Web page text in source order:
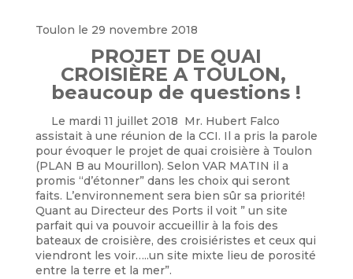
Toulon le 29 novembre 2018
PROJET DE QUAI
CROISIÈRE A TOULON,
beaucoup de questions !
Le mardi 11 juillet 2018 Mr. Hubert Falco
assistait à une réunion de la CCI. Il a pris la parole
pour évoquer le projet de quai croisière à Toulon
(PLAN B au Mourillon). Selon VAR MATIN il a
promis “d’étonner” dans les choix qui seront
faits. L’environnement sera bien sûr sa priorité!
Quant au Directeur des Ports il voit ” un site
parfait qui va pouvoir accueillir à la fois des
bateaux de croisière, des croisiéristes et ceux qui
viendront les voir…..un site mixte lieu de porosité
entre la terre et la mer”.